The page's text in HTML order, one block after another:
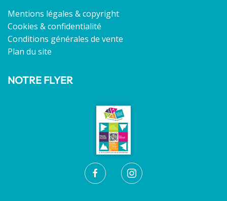
Mentions légales & copyright
Cookies & confidentialité
Conditions générales de vente
Plan du site
NOTRE FLYER